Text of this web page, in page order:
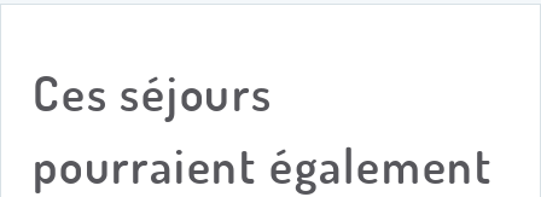
Ces séjours
pourraient également